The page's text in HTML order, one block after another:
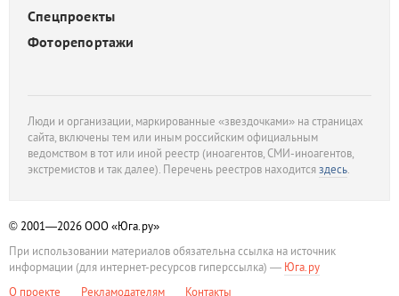
Спецпроекты
Фоторепортажи
Люди и организации, маркированные «звездочками» на страницах
сайта, включены тем или иным российским официальным
ведомством в тот или иной реестр (иноагентов, СМИ-иноагентов,
экстремистов и так далее). Перечень реестров находитсяздесь.
© 2001—2026ООО «Юга.ру»
При использовании материалов обязательна ссылка на источник
информации (для интернет-ресурсов гиперссылка) — Юга.ру
О проекте
Рекламодателям Контакты